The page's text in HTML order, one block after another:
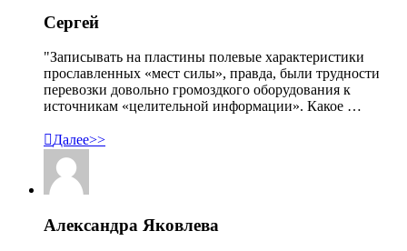
Сергей
"Записывать на пластины полевые характеристики
прославленных «мест силы», правда, были трудности
перевозки довольно громоздкого оборудования к
источникам «целительной информации». Какое …
Далее>>
Александра Яковлева